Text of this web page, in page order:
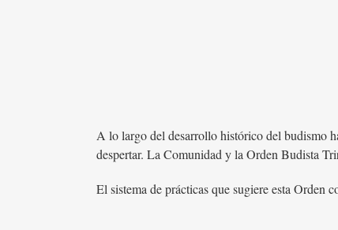
A lo largo del desarrollo histórico del budismo
despertar. La Comunidad y la Orden Budista
El sistema de prácticas que sugiere esta Orden